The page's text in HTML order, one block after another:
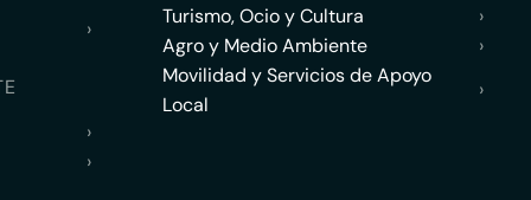
›
›
›
Turismo, Ocio y Cultura
›
Agro y Medio Ambiente
›
Movilidad y Servicios de Apoyo
Local
›